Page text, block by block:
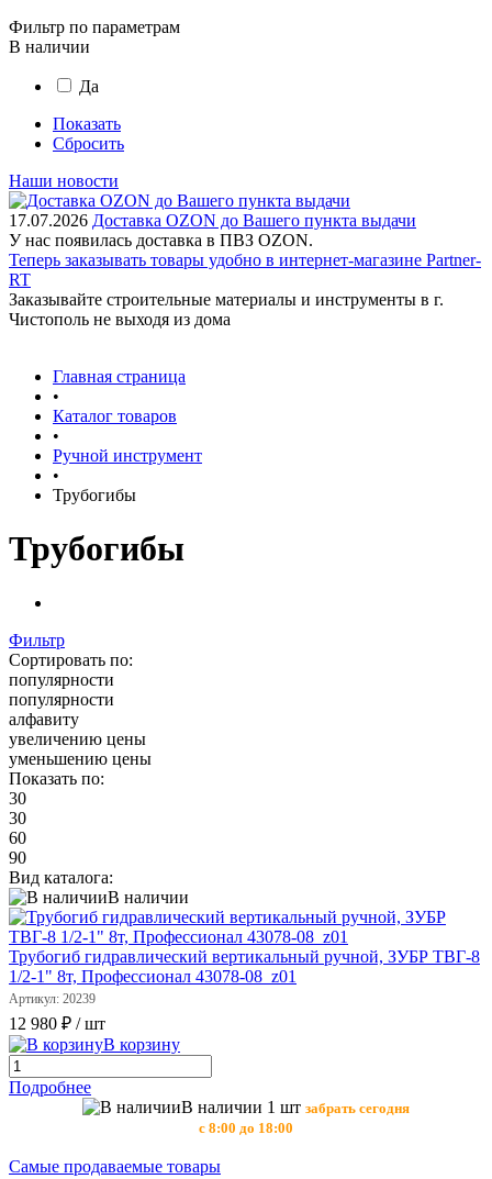
Фильтр по параметрам
В наличии
Да
Показать
Сбросить
Наши новости
17.07.2026 Доставка OZON до Вашего пункта выдачи
У нас появилась доставка в ПВЗ OZON.
Теперь заказывать товары удобно в интернет-магазине Partner-
RT
Заказывайте строительные материалы и инструменты в г.
Чистополь не выходя из дома
Главная страница
•
Каталог товаров
•
Ручной инструмент
•
Трубогибы
Трубогибы
Фильтр
Сортировать по:
популярности
популярности
алфавиту
увеличению цены
уменьшению цены
Показать по:
30
30
60
90
Вид каталога:
В наличии
Трубогиб гидравлический вертикальный ручной, ЗУБР ТВГ-8
1/2-1" 8т, Профессионал 43078-08_z01
Артикул: 20239
12 980 ₽ / шт
В корзину
Подробнее
В наличии 1 шт забрать сегодня
с 8:00 до 18:00
Самые продаваемые товары